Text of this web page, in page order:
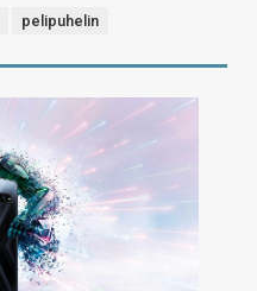
pelipuhelin